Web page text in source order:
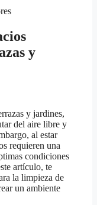
y
y jardines,
del aire libre y
al estar
requieren una
condiciones
artículo, te
la limpieza de
un ambiente